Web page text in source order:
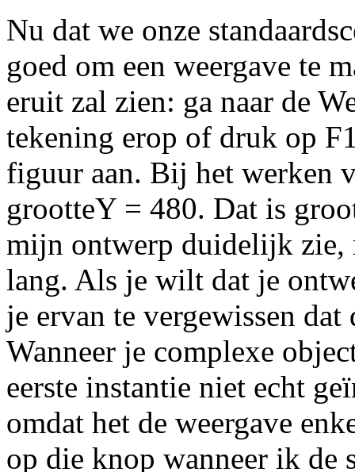
Nu dat we onze
goed om een weergave te
eruit zal zien: ga naar de
tekening erop of druk op
figuur aan. Bij het werken
grootteY = 480. Dat is
mijn ontwerp duidelijk zie,
lang. Als je wilt dat je
je ervan te vergewissen
Wanneer je complexe
eerste instantie niet echt
omdat het de weergave
op die knop wanneer ik de